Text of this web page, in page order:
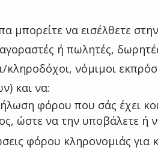
μπορείτε να εισέλθετε
ή πωλητές,
κληροδόχοι, νόμιμοι
και να:
φόρου που σάς έχει
ώστε να την υποβάλετε ή
φόρου κληρονομιάς για